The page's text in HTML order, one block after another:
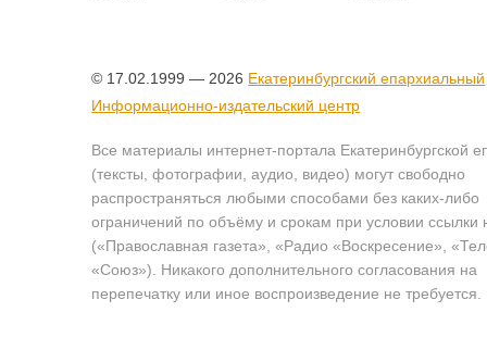
© 17.02.1999 — 2026 Екатеринбургский епархиальный
Информационно-издательский центр
Все материалы интернет-портала Екатеринбургской
(тексты, фотографии, аудио, видео) могут свободно
распространяться любыми способами без каких-либо
ограничений по объёму и срокам при условии ссылки
(«Православная газета», «Радио «Воскресение»,
«Союз»). Никакого дополнительного согласования на
перепечатку или иное воспроизведение не требуется.